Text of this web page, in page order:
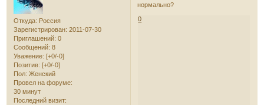
Откуда: Россия
Зарегистрирован: 2011-07-30
Приглашений: 0
Сообщений: 8
Уважение: [+0/-0]
Позитив: [+0/-0]
Пол: Женский
Провел на форуме:
30 минут
Последний визит:
нормально?
0